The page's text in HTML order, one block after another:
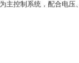
主控制系统，配合电